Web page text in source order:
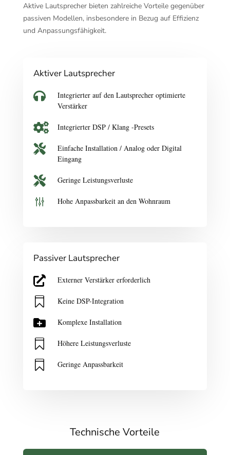
Aktive Lautsprecher bieten zahlreiche Vorteile gegenüber
passiven Modellen, insbesondere in Bezug auf Effizienz
und Anpassungsfähigkeit.
Aktiver Lautsprecher

Integrierter auf den Lautsprecher optimierte
Verstärker
 Integrierter DSP / Klang -Presets

Einfache Installation / Analog oder Digital
Eingang
 Geringe Leistungsverluste
g Hohe Anpassbarkeit an den Wohnraum
Passiver Lautsprecher
 Externer Verstärker erforderlich
 Keine DSP-Integration
 Komplexe Installation
 Höhere Leistungsverluste
 Geringe Anpassbarkeit
Technische Vorteile